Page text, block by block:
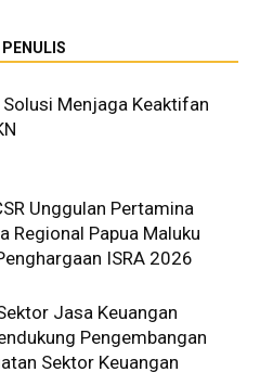
PENULIS
Solusi Menjaga Keaktifan
Unggulan Pertamina
Regional Papua Maluku
ISRA 2026
Jasa Keuangan
Pengembangan
Sektor Keuangan